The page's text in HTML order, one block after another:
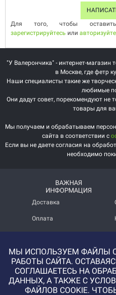
Для того, чтобы оставить
зарегистрируйтесь или
"У Валерончика" - интернет-магазин
в Москве, где фетр
Наши специалисты такие же
любимые
Они дадут совет, порекомендуют не
товары для
Мы получаем и обрабатываем
сайта в соответствии с
Если вы не даете согласия на
необходимо
ВАЖНАЯ
ИНФОРМАЦИЯ
Доставка
Оплата
Политика
конфиденциальности
+7 (977)
МЫ ИСПОЛЬЗУЕМ ФАЙЛЫ
РАБОТЫ САЙТА.
СОГЛАШАЕТЕСЬ НА
ДАННЫХ, А ТАКЖЕ С
ФАЙЛОВ COOKIE.